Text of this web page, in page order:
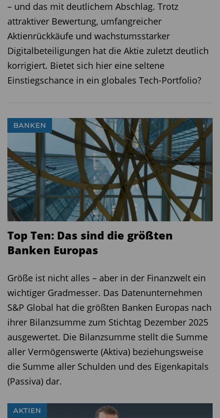
– und das mit deutlichem Abschlag. Trotz
attraktiver Bewertung, umfangreicher
Aktienrückkäufe und wachstumsstarker
Digitalbeteiligungen hat die Aktie zuletzt deutlich
korrigiert. Bietet sich hier eine seltene
Einstiegschance in ein globales Tech-Portfolio?
BANKEN
Top Ten: Das sind die größten
Banken Europas
Größe ist nicht alles – aber in der Finanzwelt ein
wichtiger Gradmesser. Das Datenunternehmen
S&P Global hat die größten Banken Europas nach
ihrer Bilanzsumme zum Stichtag Dezember 2025
ausgewertet. Die Bilanzsumme stellt die Summe
aller Vermögenswerte (Aktiva) beziehungsweise
die Summe aller Schulden und des Eigenkapitals
(Passiva) dar.
AKTIEN